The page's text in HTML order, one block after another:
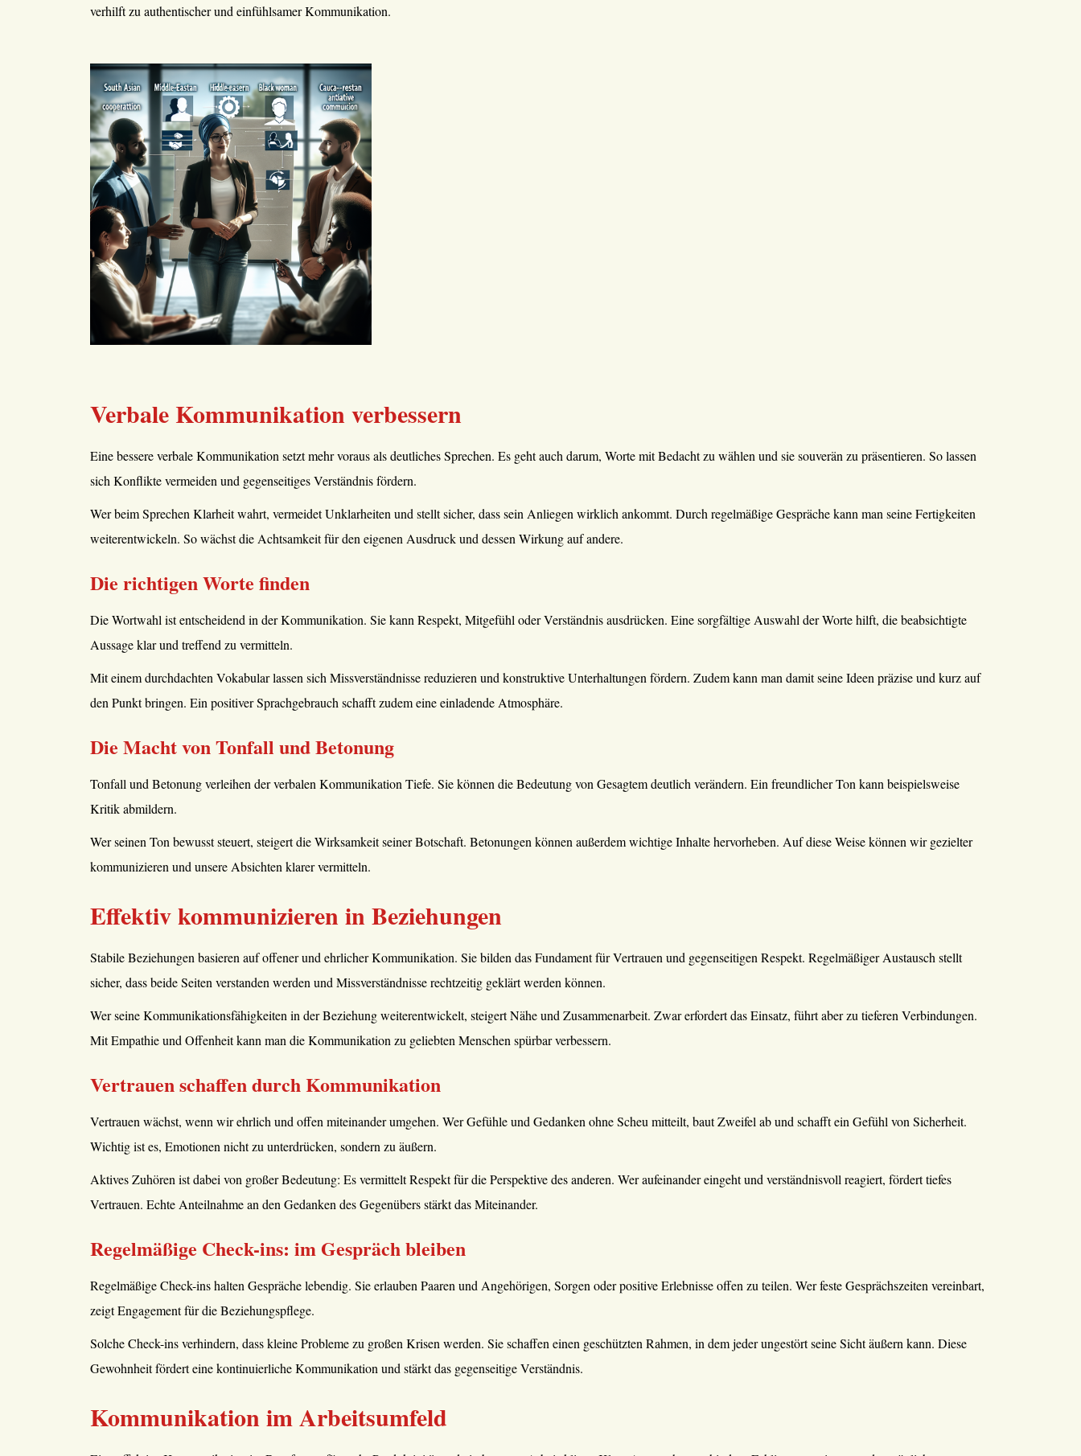
verhilft zu authentischer und einfühlsamer Kommunikation.
Verbale Kommunikation verbessern
Eine bessere verbale Kommunikation setzt mehr voraus als deutliches Sprechen. Es geht auch darum, Worte mit Bedacht zu wählen und sie souverän zu präsentieren. So lassen
sich Konflikte vermeiden und gegenseitiges Verständnis fördern.
Wer beim Sprechen Klarheit wahrt, vermeidet Unklarheiten und stellt sicher, dass sein Anliegen wirklich ankommt. Durch regelmäßige Gespräche kann man seine Fertigkeiten
weiterentwickeln. So wächst die Achtsamkeit für den eigenen Ausdruck und dessen Wirkung auf andere.
Die richtigen Worte finden
Die Wortwahl ist entscheidend in der Kommunikation. Sie kann Respekt, Mitgefühl oder Verständnis ausdrücken. Eine sorgfältige Auswahl der Worte hilft, die beabsichtigte
Aussage klar und treffend zu vermitteln.
Mit einem durchdachten Vokabular lassen sich Missverständnisse reduzieren und konstruktive Unterhaltungen fördern. Zudem kann man damit seine Ideen präzise und kurz auf
den Punkt bringen. Ein positiver Sprachgebrauch schafft zudem eine einladende Atmosphäre.
Die Macht von Tonfall und Betonung
Tonfall und Betonung verleihen der verbalen Kommunikation Tiefe. Sie können die Bedeutung von Gesagtem deutlich verändern. Ein freundlicher Ton kann beispielsweise
Kritik abmildern.
Wer seinen Ton bewusst steuert, steigert die Wirksamkeit seiner Botschaft. Betonungen können außerdem wichtige Inhalte hervorheben. Auf diese Weise können wir gezielter
kommunizieren und unsere Absichten klarer vermitteln.
Effektiv kommunizieren in Beziehungen
Stabile Beziehungen basieren auf offener und ehrlicher Kommunikation. Sie bilden das Fundament für Vertrauen und gegenseitigen Respekt. Regelmäßiger Austausch stellt
sicher, dass beide Seiten verstanden werden und Missverständnisse rechtzeitig geklärt werden können.
Wer seine Kommunikationsfähigkeiten in der Beziehung weiterentwickelt, steigert Nähe und Zusammenarbeit. Zwar erfordert das Einsatz, führt aber zu tieferen Verbindungen.
Mit Empathie und Offenheit kann man die Kommunikation zu geliebten Menschen spürbar verbessern.
Vertrauen schaffen durch Kommunikation
Vertrauen wächst, wenn wir ehrlich und offen miteinander umgehen. Wer Gefühle und Gedanken ohne Scheu mitteilt, baut Zweifel ab und schafft ein Gefühl von Sicherheit.
Wichtig ist es, Emotionen nicht zu unterdrücken, sondern zu äußern.
Aktives Zuhören ist dabei von großer Bedeutung: Es vermittelt Respekt für die Perspektive des anderen. Wer aufeinander eingeht und verständnisvoll reagiert, fördert tiefes
Vertrauen. Echte Anteilnahme an den Gedanken des Gegenübers stärkt das Miteinander.
Regelmäßige Check-ins: im Gespräch bleiben
Regelmäßige Check-ins halten Gespräche lebendig. Sie erlauben Paaren und Angehörigen, Sorgen oder positive Erlebnisse offen zu teilen. Wer feste Gesprächszeiten vereinbart,
zeigt Engagement für die Beziehungspflege.
Solche Check-ins verhindern, dass kleine Probleme zu großen Krisen werden. Sie schaffen einen geschützten Rahmen, in dem jeder ungestört seine Sicht äußern kann. Diese
Gewohnheit fördert eine kontinuierliche Kommunikation und stärkt das gegenseitige Verständnis.
Kommunikation im Arbeitsumfeld